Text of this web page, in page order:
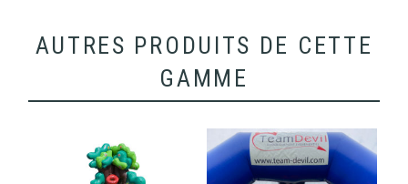
AUTRES PRODUITS DE CETTE
GAMME